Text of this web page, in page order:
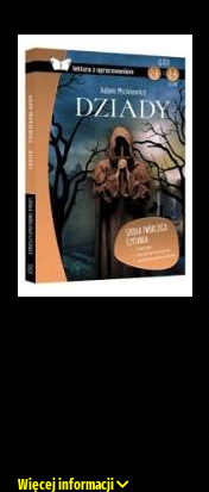
Więcej informacji